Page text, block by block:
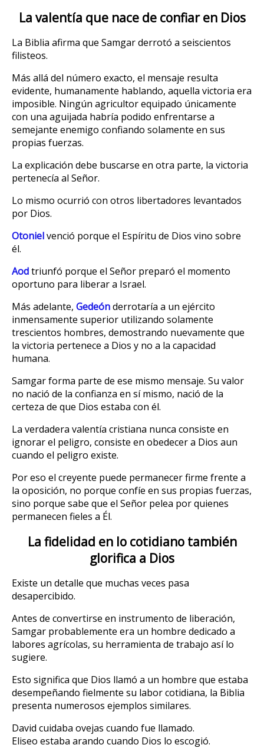
La valentía que nace de confiar en Dios
La Biblia afirma que Samgar derrotó a seiscientos
filisteos.
Más allá del número exacto, el mensaje resulta
evidente, humanamente hablando, aquella victoria era
imposible. Ningún agricultor equipado únicamente
con una aguijada habría podido enfrentarse a
semejante enemigo confiando solamente en sus
propias fuerzas.
La explicación debe buscarse en otra parte, la victoria
pertenecía al Señor.
Lo mismo ocurrió con otros libertadores levantados
por Dios.
Otonielvenció porque el Espíritu de Dios vino sobre
él.
Aodtriunfó porque el Señor preparó el momento
oportuno para liberar a Israel.
Más adelante, Gedeónderrotaría a un ejército
inmensamente superior utilizando solamente
trescientos hombres, demostrando nuevamente que
la victoria pertenece a Dios y no a la capacidad
humana.
Samgar forma parte de ese mismo mensaje. Su valor
no nació de la confianza en sí mismo, nació de la
certeza de que Dios estaba con él.
La verdadera valentía cristiana nunca consiste en
ignorar el peligro, consiste en obedecer a Dios aun
cuando el peligro existe.
Por eso el creyente puede permanecer firme frente a
la oposición, no porque confíe en sus propias fuerzas,
sino porque sabe que el Señor pelea por quienes
permanecen fieles a Él.
La fidelidad en lo cotidiano también
glorifica a Dios
Existe un detalle que muchas veces pasa
desapercibido.
Antes de convertirse en instrumento de liberación,
Samgar probablemente era un hombre dedicado a
labores agrícolas, su herramienta de trabajo así lo
sugiere.
Esto significa que Dios llamó a un hombre que estaba
desempeñando fielmente su labor cotidiana, la Biblia
presenta numerosos ejemplos similares.
David cuidaba ovejas cuando fue llamado.
Eliseo estaba arando cuando Dios lo escogió.